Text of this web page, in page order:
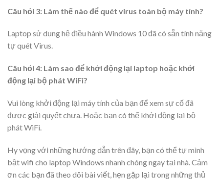
Câu hỏi 3: Làm thế nào để quét virus toàn bộ máy tính?
Laptop sử dụng hệ điều hành Windows 10 đã có sẵn tính năng
tự quét Virus.
Câu hỏi 4: Làm sao để khởi động lại laptop hoặc khởi
động lại bộ phát WiFi?
Vui lòng khởi động lại máy tính của bạn để xem sự cố đã
được giải quyết chưa. Hoặc bạn có thể khởi động lại bộ
phát WiFi.
Hy vọng với những hướng dẫn trên đây, bạn có thể tự mình
bật wifi cho laptop Windows nhanh chóng ngay tại nhà. Cảm
ơn các bạn đã theo dõi bài viết, hẹn gặp lại trong những thủ